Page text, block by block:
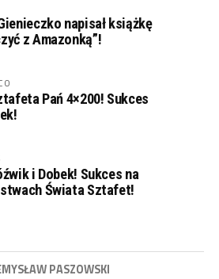
napisał książkę
z Amazonką”!
Pań 4×200! Sukces
i Dobek! Sukces na
Świata Sztafet!
PASZOWSKI